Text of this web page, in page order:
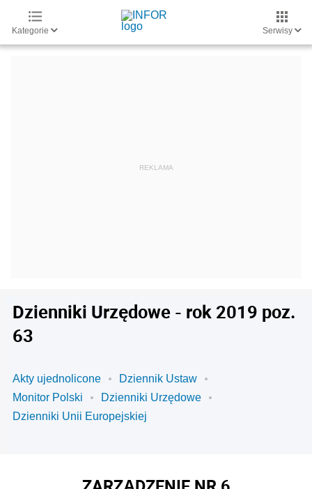
Kategorie Serwisy
Dzienniki Urzędowe - rok 2019 poz.
63
Akty ujednolicone
Dziennik Ustaw
Monitor Polski
Dzienniki Urzędowe
Dzienniki Unii Europejskiej